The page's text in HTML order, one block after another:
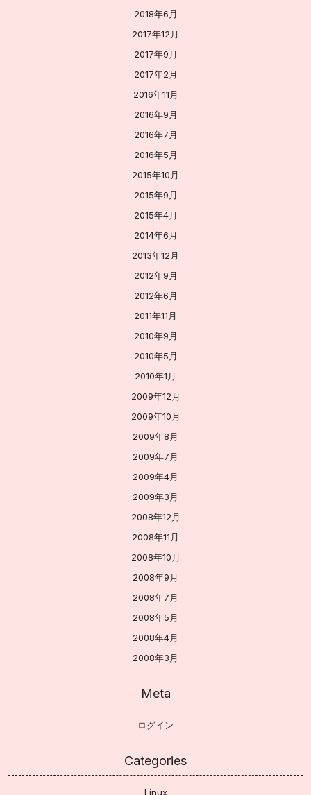
2018年6月
2017年12月
2017年9月
2017年2月
2016年11月
2016年9月
2016年7月
2016年5月
2015年10月
2015年9月
2015年4月
2014年6月
2013年12月
2012年9月
2012年6月
2011年11月
2010年9月
2010年5月
2010年1月
2009年12月
2009年10月
2009年8月
2009年7月
2009年4月
2009年3月
2008年12月
2008年11月
2008年10月
2008年9月
2008年7月
2008年5月
2008年4月
2008年3月
Meta
ログイン
Categories
Linux